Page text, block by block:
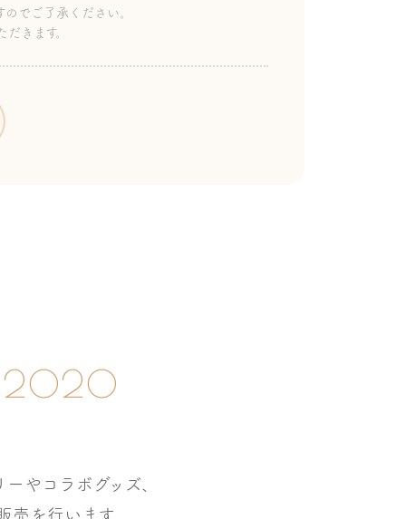
でご了承ください。
きます。
2020
やコラボグッズ、
売を行います。